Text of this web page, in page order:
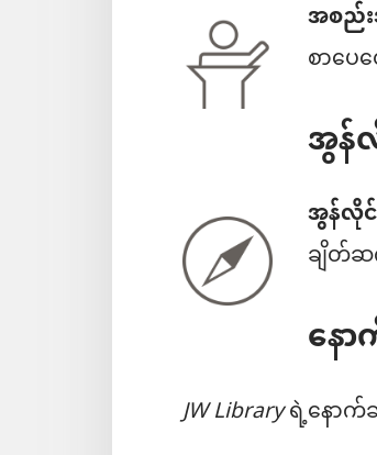
အစည်း
စာပ
အွန်
အွန်လို
ချိတ်
နေ
JW Libraryရဲ့နောက်